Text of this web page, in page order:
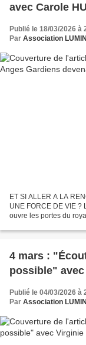
avec Carole
Publié le 18/03/2026 à
Par Association
ET SI ALLER A LA
UNE FORCE DE VIE ?
ouvre les portes du
4 mars :
possible"
Publié le 04/03/2026 à
Par Association